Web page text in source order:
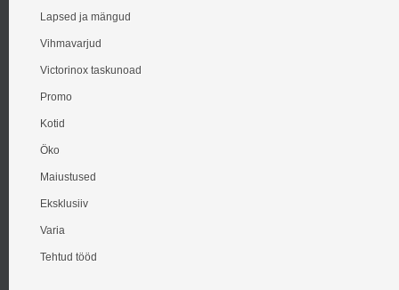
Lapsed ja mängud
Vihmavarjud
Victorinox taskunoad
Promo
Kotid
Öko
Maiustused
Eksklusiiv
Varia
Tehtud tööd